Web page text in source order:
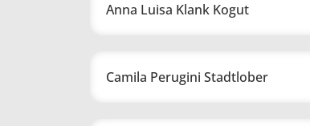
Anna Luisa Klank Kogut
Camila Perugini Stadtlober